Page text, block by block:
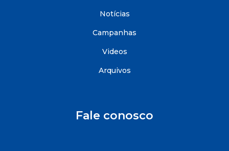
Notícias
Campanhas
Videos
Arquivos
Fale conosco